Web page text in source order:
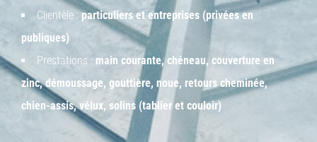
Clientèle :particuliers et entreprises (privées en
publiques)
Prestations : main courante, chéneau, couverture en
zinc, démoussage, gouttière, noue, retours cheminée,
chien-assis, vélux, solins (tablier et couloir)